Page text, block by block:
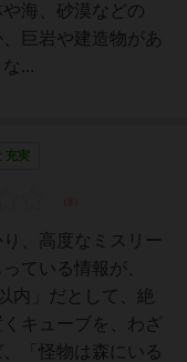
海、砂漠などの
巨岩や建造物があ
...
充実
、高度なミスリー
ている情報が、
内」だとして、絶
キューブを、わざ
「怪物は森にいる